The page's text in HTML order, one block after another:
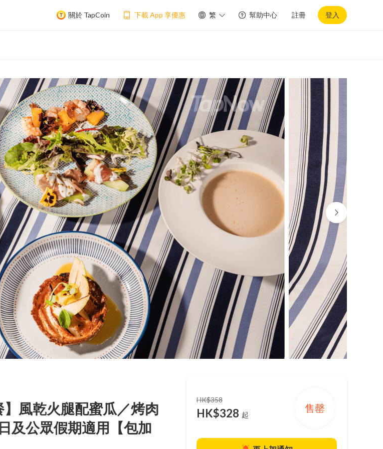
關於 TapCoin 下載 App 享優惠 繁 幫助中心 註冊 登入
風乾火腿配蜜瓜／烤肉
及公眾假期適用【包加
HK$358
HK$328 起
售罄